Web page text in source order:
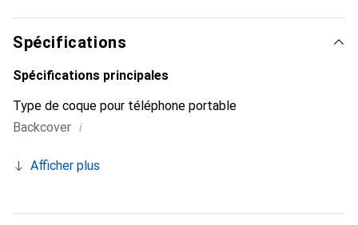
haute qualité, la marque Noreve est un choix fiable pour
une clientèle exigeante.
Spécifications
Spécifications principales
Type de coque pour téléphone portable
Backcover i
Afficher plus